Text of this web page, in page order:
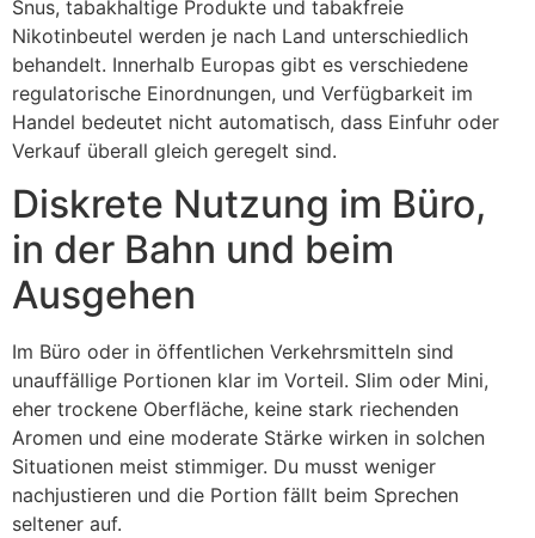
Snus, tabakhaltige Produkte und tabakfreie
Nikotinbeutel werden je nach Land unterschiedlich
behandelt. Innerhalb Europas gibt es verschiedene
regulatorische Einordnungen, und Verfügbarkeit im
Handel bedeutet nicht automatisch, dass Einfuhr oder
Verkauf überall gleich geregelt sind.
Diskrete Nutzung im Büro,
in der Bahn und beim
Ausgehen
Im Büro oder in öffentlichen Verkehrsmitteln sind
unauffällige Portionen klar im Vorteil. Slim oder Mini,
eher trockene Oberfläche, keine stark riechenden
Aromen und eine moderate Stärke wirken in solchen
Situationen meist stimmiger. Du musst weniger
nachjustieren und die Portion fällt beim Sprechen
seltener auf.